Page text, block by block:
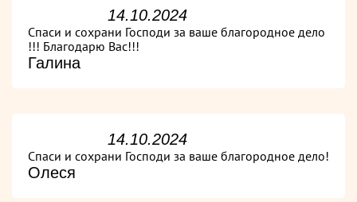
14.10.2024
Спаси и сохрани Господи за ваше благородное дело
!!! Благодарю Вас!!!
Галина
14.10.2024
Спаси и сохрани Господи за ваше благородное дело!
Олеся